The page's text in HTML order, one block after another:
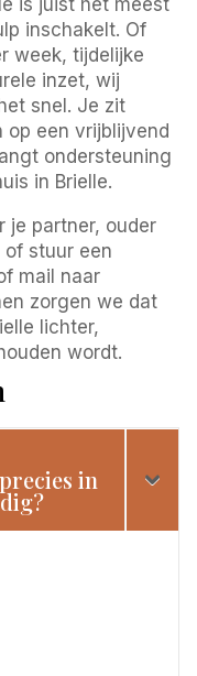
inschakelt. Of
week, tijdelijke
inzet, wij
snel. Je zit
op een vrijblijvend
ondersteuning
in Brielle.
je partner, ouder
of stuur een
mail naar
zorgen we dat
lichter,
wordt.
in